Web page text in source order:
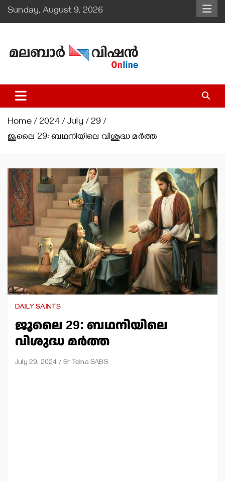
Skip
to
Sunday, August 9, 2026
Malabar Vision Online
Illuminating Diocesan News with Divine Clarity.
Home 2024 July
29
ജൂലൈ 29: ബഥനിയിലെ വിശുദ്ധ മര്‍ത്ത
DAILY SAINTS
ജൂലൈ 29: ബഥനിയിലെ
വിശുദ്ധ മര്‍ത്ത
July 29, 2024 Sr Telna SABS